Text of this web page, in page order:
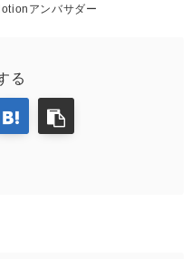
アンバサダー
る